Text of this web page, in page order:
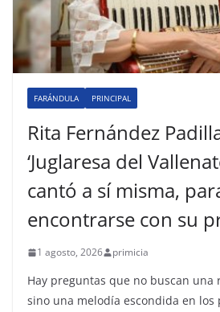
FARÁNDULA PRINCIPAL
Rita Fernández
‘Juglaresa del
cantó a sí misma,
encontrarse con su
1 agosto, 2026 primicia
Hay preguntas que no buscan una
sino una melodía escondida en los